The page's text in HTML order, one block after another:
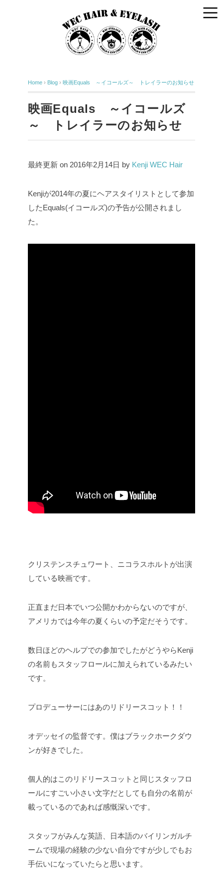
Home › Blog › 映画Equals ～イコールズ～ トレイラーのお知らせ
映画Equals ～イコールズ
～ トレイラーのお知らせ
最終更新 on 2016年2月14日 by Kenji WEC Hair
Kenjiが2014年の夏にヘアスタイリストとして参加
したEquals(イコールズ)の予告が公開されまし
た。
クリステンスチュワート、ニコラスホルトが出演
している映画です。
正直まだ日本でいつ公開かわからないのですが、
アメリカでは今年の夏くらいの予定だそうです。
数日ほどのヘルプでの参加でしたがどうやらKenji
の名前もスタッフロールに加えられているみたい
です。
プロデューサーにはあのリドリースコット！！
オデッセイの監督です。僕はブラックホークダウ
ンが好きでした。
個人的はこのリドリースコットと同じスタッフロ
ールにすごい小さい文字だとしても自分の名前が
載っているのであれば感慨深いです。
スタッフがみんな英語、日本語のバイリンガルチ
ームで現場の経験の少ない自分ですが少しでもお
手伝いになっていたらと思います。